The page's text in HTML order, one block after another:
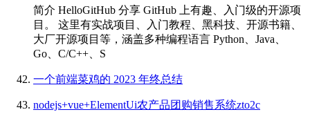
简介 HelloGitHub 分享 GitHub 上有趣、入门级的开源项
目。 这里有实战项目、入门教程、黑科技、开源书籍、
大厂开源项目等，涵盖多种编程语言 Python、Java、
Go、C/C++、S
一个前端菜鸡的 2023 年终总结
nodejs+vue+ElementUi农产品团购销售系统zto2c